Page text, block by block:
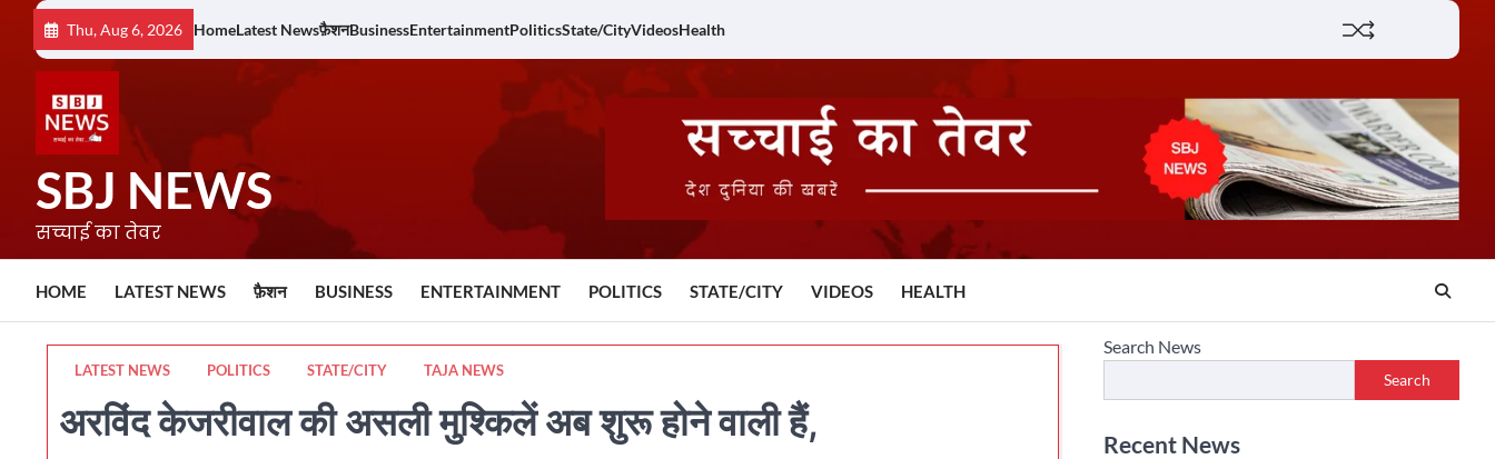
content
Thu, Aug 6, 2026 HomeLatest Newsफ़ैशनBusinessEntertainmentPoliticsState/CityVideosHealth
SBJ NEWS
सच्चाई का तेवर
HOME LATEST NEWS फ़ैशन BUSINESS ENTERTAINMENT POLITICS STATE/CITY VIDEOS HEALTH
LATEST NEWS POLITICS STATE/CITY TAJA NEWS
अरविंद केजरीवाल की असली मुश्किलें अब शुरू होने वाली हैं,
Search News
Search
Recent News